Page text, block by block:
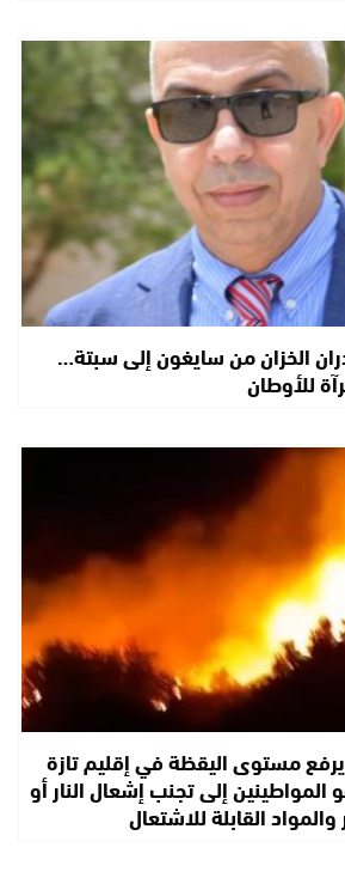
الخزان من سايغون إلى سبتة…
للأوطان
مستوى اليقظة في إقليم تازة
المواطينين إلى تجنب إشعال النار أو
القابلة للاشتعال